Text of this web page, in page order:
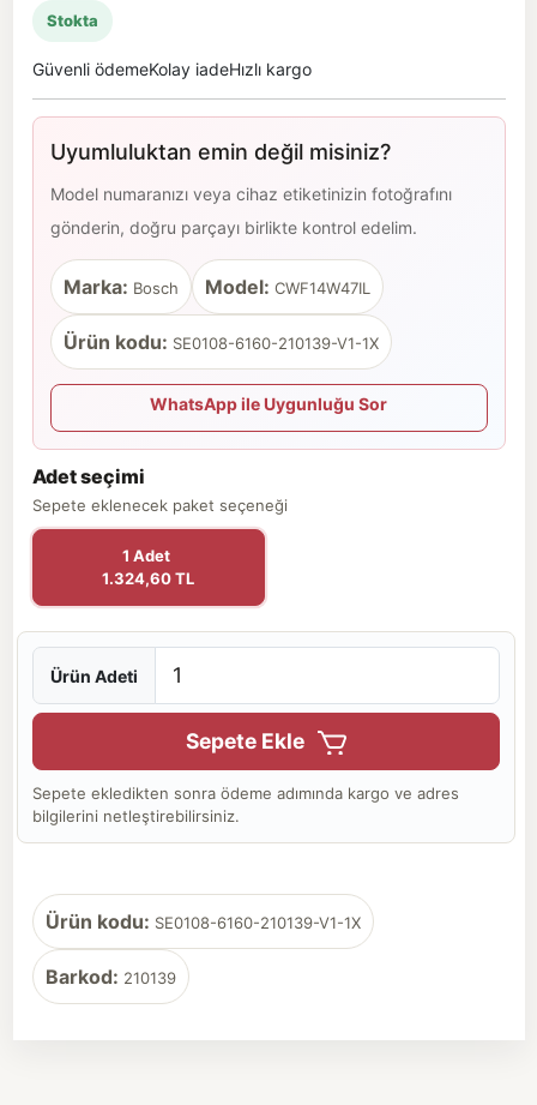
Stokta
Güvenli ödemeKolay iadeHızlı kargo
Uyumluluktan emin değil misiniz?
Model numaranızı veya cihaz etiketinizin fotoğrafını
gönderin, doğru parçayı birlikte kontrol edelim.
Marka: Bosch Model: CWF14W47IL
Ürün kodu: SE0108-6160-210139-V1-1X
WhatsApp ile Uygunluğu Sor
Adet seçimi
Sepete eklenecek paket seçeneği
1 Adet
1.324,60 TL
Ürün Adeti
Sepete Ekle
Sepete ekledikten sonra ödeme adımında kargo ve adres
bilgilerini netleştirebilirsiniz.
Ürün kodu: SE0108-6160-210139-V1-1X
Barkod: 210139